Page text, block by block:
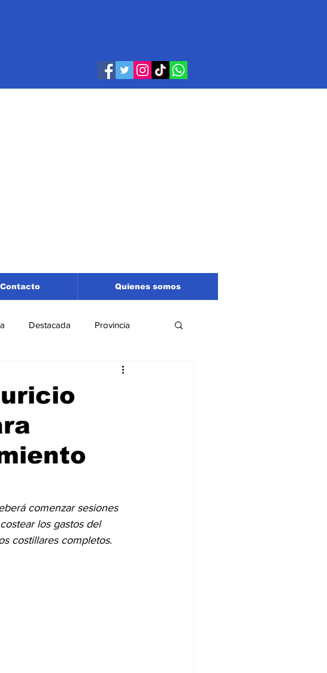
Contacto Quienes somos
Destacada Provincia
Santa Fe
Economía
comenzar sesiones
los gastos del
costillares completos.